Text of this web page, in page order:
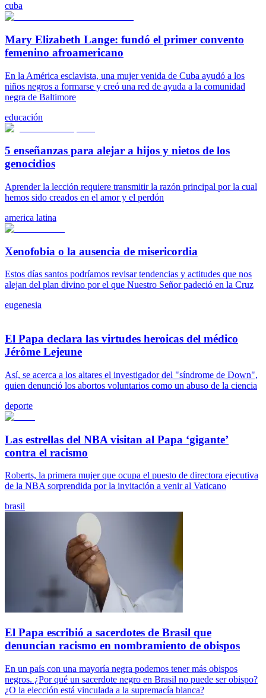
cuba
Mary Elizabeth Lange: fundó el primer convento
femenino afroamericano
En la América esclavista, una mujer venida de Cuba ayudó a los
niños negros a formarse y creó una red de ayuda a la comunidad
negra de Baltimore
educación
5 enseñanzas para alejar a hijos y nietos de los
genocidios
Aprender la lección requiere transmitir la razón principal por la cual
hemos sido creados en el amor y el perdón
america latina
Xenofobia o la ausencia de misericordia
Estos días santos podríamos revisar tendencias y actitudes que nos
alejan del plan divino por el que Nuestro Señor padeció en la Cruz
eugenesia
El Papa declara las virtudes heroicas del médico
Jérôme Lejeune
Así, se acerca a los altares el investigador del "síndrome de Down",
quien denunció los abortos voluntarios como un abuso de la ciencia
deporte
Las estrellas del NBA visitan al Papa ‘gigante’
contra el racismo
Roberts, la primera mujer que ocupa el puesto de directora ejecutiva
de la NBA sorprendida por la invitación a venir al Vaticano
brasil
El Papa escribió a sacerdotes de Brasil que
denuncian racismo en nombramiento de obispos
En un país con una mayoría negra podemos tener más obispos
negros. ¿Por qué un sacerdote negro en Brasil no puede ser obispo?
¿O la elección está vinculada a la supremacía blanca?